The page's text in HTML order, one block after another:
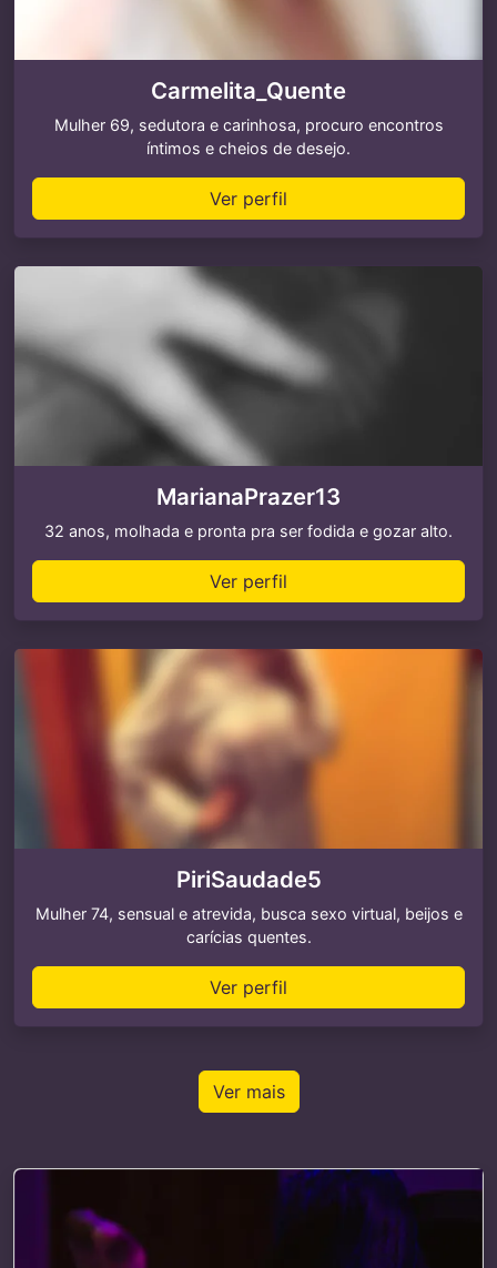
Carmelita_Quente
Mulher 69, sedutora e carinhosa, procuro encontros
íntimos e cheios de desejo.
Ver perfil
MarianaPrazer13
32 anos, molhada e pronta pra ser fodida e gozar alto.
Ver perfil
PiriSaudade5
Mulher 74, sensual e atrevida, busca sexo virtual, beijos e
carícias quentes.
Ver perfil
Ver mais